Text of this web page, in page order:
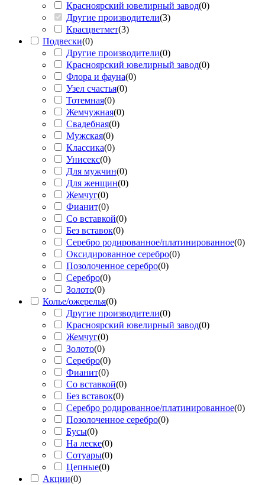
Красноярский ювелирный завод(0)
Другие производители(3)
Красцветмет(3)
Подвески(0)
Другие производители(0)
Красноярский ювелирный завод(0)
Флора и фауна(0)
Узел счастья(0)
Тотемная(0)
Жемчужная(0)
Свадебная(0)
Мужская(0)
Классика(0)
Унисекс(0)
Для мужчин(0)
Для женщин(0)
Жемчуг(0)
Фианит(0)
Со вставкой(0)
Без вставок(0)
Серебро родированное/платинированное(0)
Оксидированное серебро(0)
Позолоченное серебро(0)
Серебро(0)
Золото(0)
Колье/ожерелья(0)
Другие производители(0)
Красноярский ювелирный завод(0)
Жемчуг(0)
Золото(0)
Серебро(0)
Фианит(0)
Со вставкой(0)
Без вставок(0)
Серебро родированное/платинированное(0)
Позолоченное серебро(0)
Бусы(0)
На леске(0)
Сотуары(0)
Цепные(0)
Акции(0)